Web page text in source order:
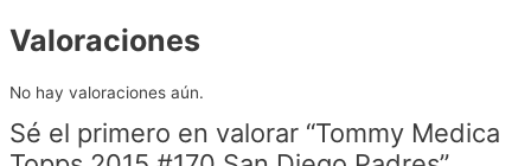
Valoraciones
No hay valoraciones aún.
Sé el primero en valorar “Tommy Medica